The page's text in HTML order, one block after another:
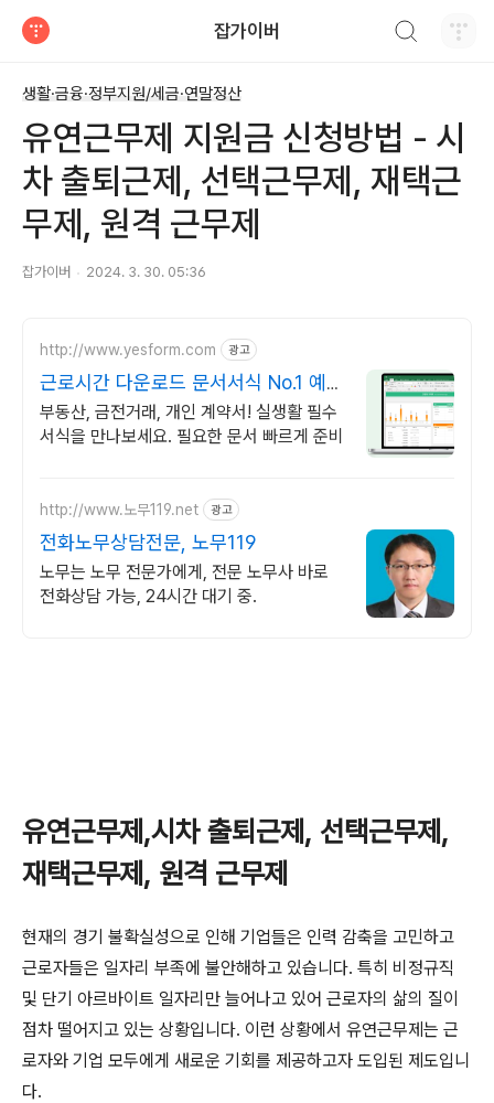
잡가이버
생활·금융·정부지원/세금·연말정산
유연근무제 지원금 신청방법 - 시
차 출퇴근제, 선택근무제, 재택근
무제, 원격 근무제
잡가이버 2024. 3. 30. 05:36
http://www.yesform.com 광고
근로시간 다운로드 문서서식 No.1 예스
폼
부동산, 금전거래, 개인 계약서! 실생활 필수
서식을 만나보세요. 필요한 문서 빠르게 준비
http://www.노무119.net 광고
전화노무상담전문, 노무119
노무는 노무 전문가에게, 전문 노무사 바로
전화상담 가능, 24시간 대기 중.
유연근무제,시차 출퇴근제, 선택근무제,
재택근무제, 원격 근무제
현재의 경기 불확실성으로 인해 기업들은 인력 감축을 고민하고
근로자들은 일자리 부족에 불안해하고 있습니다. 특히 비정규직
및 단기 아르바이트 일자리만 늘어나고 있어 근로자의 삶의 질이
점차 떨어지고 있는 상황입니다. 이런 상황에서 유연근무제는 근
로자와 기업 모두에게 새로운 기회를 제공하고자 도입된 제도입니
다.